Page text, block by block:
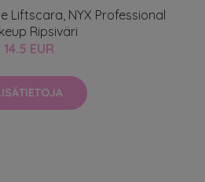
Liftscara, NYX Professional
Ripsiväri
14.5 EUR